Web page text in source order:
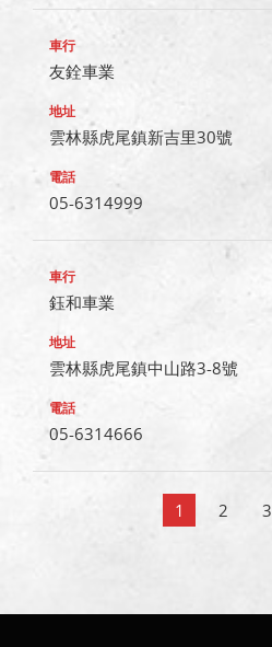
友銓車業
雲林縣虎尾鎮新吉里30號
05-6314999
鈺和車業
雲林縣虎尾鎮中山路3-8號
05-6314666
1 2 3